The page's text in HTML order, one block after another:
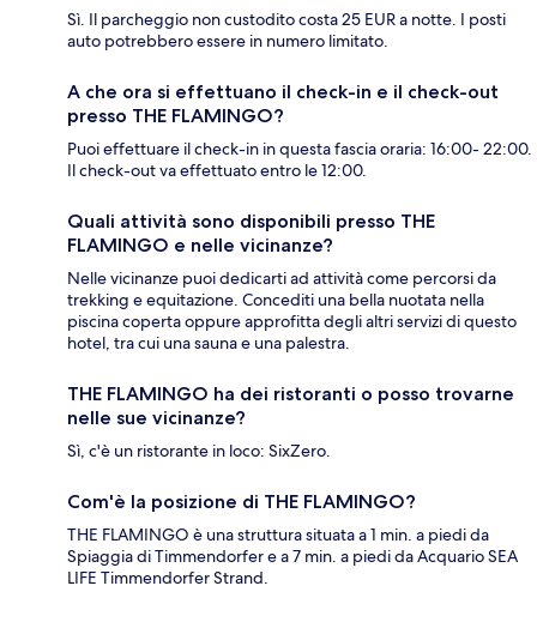
Sì. Il parcheggio non custodito costa 25 EUR a notte. I posti
auto potrebbero essere in numero limitato.
A che ora si effettuano il check-in e il check-out
presso THE FLAMINGO?
Puoi effettuare il check-in in questa fascia oraria: 16:00- 22:00.
Il check-out va effettuato entro le 12:00.
Quali attività sono disponibili presso THE
FLAMINGO e nelle vicinanze?
Nelle vicinanze puoi dedicarti ad attività come percorsi da
trekking e equitazione. Concediti una bella nuotata nella
piscina coperta oppure approfitta degli altri servizi di questo
hotel, tra cui una sauna e una palestra.
THE FLAMINGO ha dei ristoranti o posso trovarne
nelle sue vicinanze?
Sì, c'è un ristorante in loco: SixZero.
Com'è la posizione di THE FLAMINGO?
THE FLAMINGO è una struttura situata a 1 min. a piedi da
Spiaggia di Timmendorfer e a 7 min. a piedi da Acquario SEA
LIFE Timmendorfer Strand.